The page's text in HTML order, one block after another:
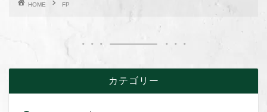
HOME FP
カテゴリー